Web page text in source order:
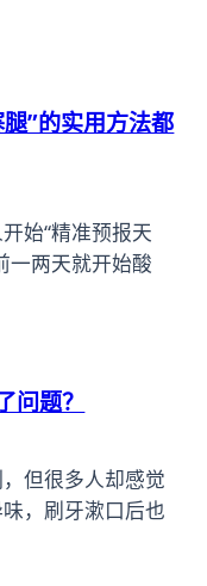
”的实用方法都
始“精准预报天
一两天就开始酸
问题？
但很多人却感觉
，刷牙漱口后也